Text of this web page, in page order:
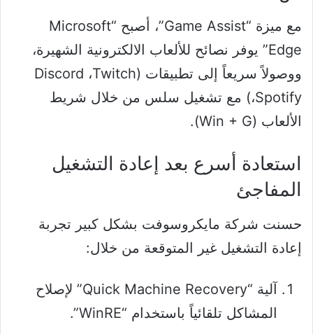
مع ميزة “Game Assist”، أصبح “Microsoft
Edge” يوفر نصائح للألعاب الالكترونية الشهيرة،
ووصولاً سريعاً إلى تطبيقات (Discord ،Twitch
،Spotify) مع تشغيل سلس من خلال شريط
الألعاب (Win + G).
استعادة أسرع بعد إعادة التشغيل
المفاجئ
حسنت شركة مايكروسوفت بشكل كبير تجربة
إعادة التشغيل غير المتوقعة من خلال:
آلية “Quick Machine Recovery” لإصلاح
المشاكل تلقائياً باستخدام “WinRE”.